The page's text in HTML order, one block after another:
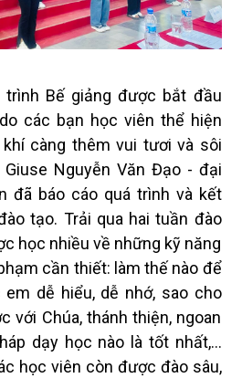
trình Bế giảng được bắt đầu
các bạn học viên thể hiện
khí càng thêm vui tươi và sôi
Nguyễn Văn Đạo - đại
đã báo cáo quá trình và kết
tạo. Trải qua hai tuần đào
học nhiều về những kỹ năng
cần thiết: làm thế nào để
dễ hiểu, dễ nhớ, sao cho
với Chúa, thánh thiện, ngoan
dạy học nào là tốt nhất,…
học viên còn được đào sâu,